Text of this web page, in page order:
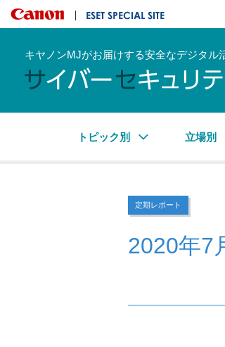
キヤノンマーケティングジャパ
キヤノンMJがお届けする安全なデジタル
トピック別 立場別
定期レポート
2020年7